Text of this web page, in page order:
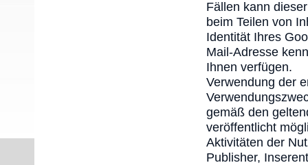
Fällen kann
beim Teilen von
Identität Ihres
Mail-Adresse
Ihnen verfügen.
Verwendung der
gemäß den
veröffentlicht
Aktivitäten der
Publisher,